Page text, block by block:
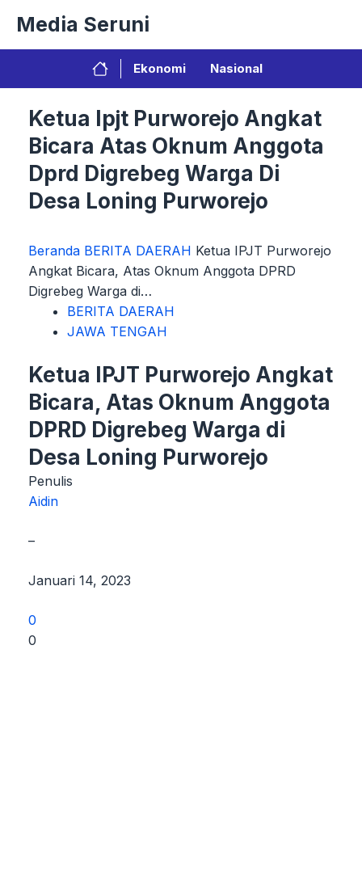
isi
Media Seruni
Ekonomi Nasional
Ketua Ipjt Purworejo Angkat
Bicara Atas Oknum Anggota
Dprd Digrebeg Warga Di
Desa Loning Purworejo
Beranda BERITA DAERAH Ketua IPJT Purworejo
Angkat Bicara, Atas Oknum Anggota DPRD
Digrebeg Warga di…
BERITA DAERAH
JAWA TENGAH
Ketua IPJT Purworejo Angkat
Bicara, Atas Oknum Anggota
DPRD Digrebeg Warga di
Desa Loning Purworejo
Penulis
Aidin
–
Januari 14, 2023
0
0